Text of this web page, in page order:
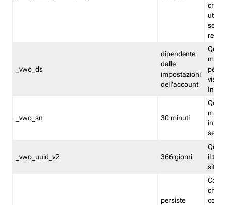
_vwo_ds
dipendente
dalle
impostazioni
dell'account
_vwo_sn 30 minuti
_vwo_uuid_v2 366 giorni
il
sito
persiste
che